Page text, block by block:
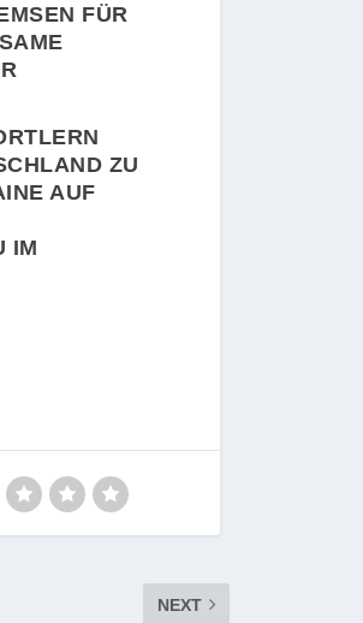
FÜR G
M
ZU
AUF
IM
NEXT